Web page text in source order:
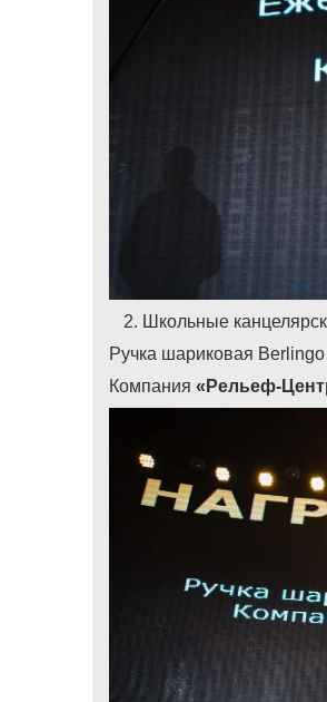
Школьные
Ручка шариковая
Компания «Рельеф-